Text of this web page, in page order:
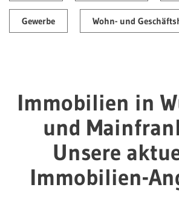
Gewerbe Wohn- und
Immobilien in
und
Unsere
Immobilien-